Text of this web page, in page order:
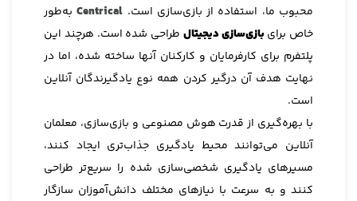
محبوب ما، استفاده از بازی‌سازی است. Centricalبه‌طور
خاص برای بازی‌سازی دیجیتال طراحی شده است. هرچند این
پلتفرم برای کارفرمایان و کارکنان آنها ساخته شده، اما در
نهایت هدف آن درگیر کردن همه نوع یادگیرندگان آنلاین
است.
با بهره‌گیری از قدرت هوش مصنوعی و بازی‌سازی، معلمان
آنلاین می‌توانند محیط یادگیری جذاب‌تری ایجاد کنند،
مسیرهای یادگیری شخصی‌سازی شده را سریع‌تر طراحی
کنند و به سرعت با نیازهای مختلف دانش‌آموزان سازگار